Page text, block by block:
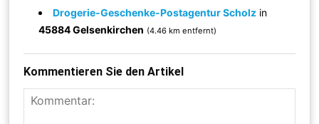
Drogerie-Geschenke-Postagentur Scholz in
45884 Gelsenkirchen (4.46 km entfernt)
Kommentieren Sie den Artikel